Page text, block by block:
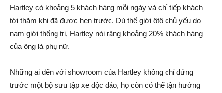
Hartley có khoảng 5 khách hàng mỗi ngày và chỉ tiếp khách
tới thăm khi đã được hẹn trước. Dù thế giới ôtô chủ yếu do
nam giới thống trị, Hartley nói rằng khoảng 20% khách hàng
của ông là phụ nữ.
Những ai đến với showroom của Hartley không chỉ đứng
trước một bộ sưu tập xe độc đáo, họ còn có thể tận hưởng